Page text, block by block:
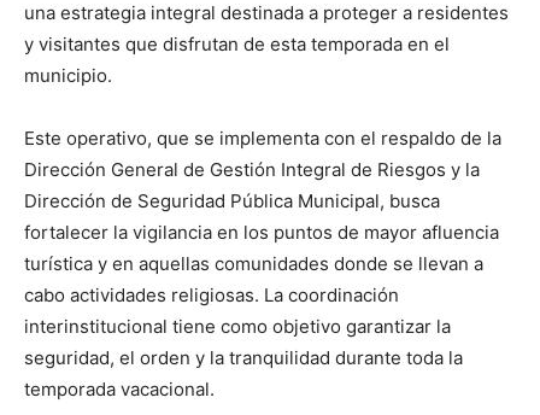
una estrategia integral destinada a proteger a residentes
y visitantes que disfrutan de esta temporada en el
municipio.
Este operativo, que se implementa con el respaldo de la
Dirección General de Gestión Integral de Riesgos y la
Dirección de Seguridad Pública Municipal, busca
fortalecer la vigilancia en los puntos de mayor afluencia
turística y en aquellas comunidades donde se llevan a
cabo actividades religiosas. La coordinación
interinstitucional tiene como objetivo garantizar la
seguridad, el orden y la tranquilidad durante toda la
temporada vacacional.